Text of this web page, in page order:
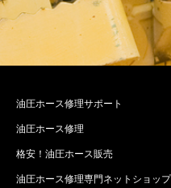
油圧ホース修理サポート
油圧ホース修理
格安！油圧ホース販売
油圧ホース修理専門ネットショップ